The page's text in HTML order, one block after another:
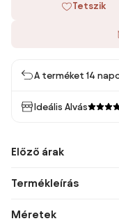
Tetszik
A terméket 14
Ideális Alvás
Előző árak
Termékleírás
Méretek